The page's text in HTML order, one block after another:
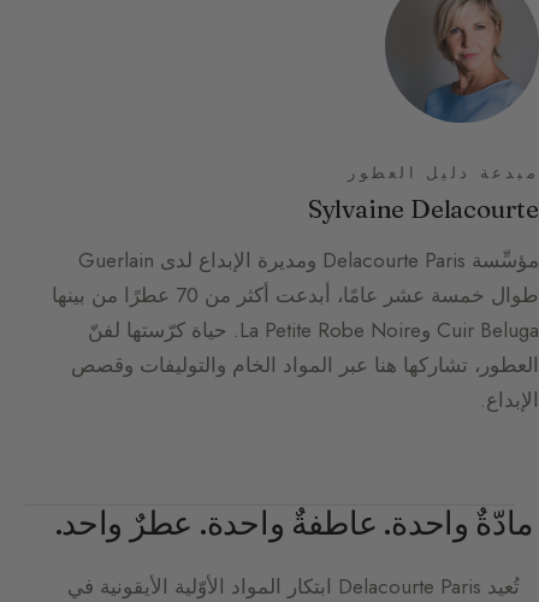
مبدعة دليل العطور
Sylvaine Delacourte
مؤسِّسة Delacourte Paris ومديرة الإبداع لدى Guerlain
طوال خمسة عشر عامًا، أبدعت أكثر من 70 عطرًا من بينها
Cuir Beluga وLa Petite Robe Noire. حياة كرّستها لفنّ
العطور، تشاركها هنا عبر المواد الخام والتوليفات وقصص
الإبداع.
مادّةٌ واحدة. عاطفةٌ واحدة. عطرٌ واحد.
تُعيد Delacourte Paris ابتكار المواد الأوّلية الأيقونية في